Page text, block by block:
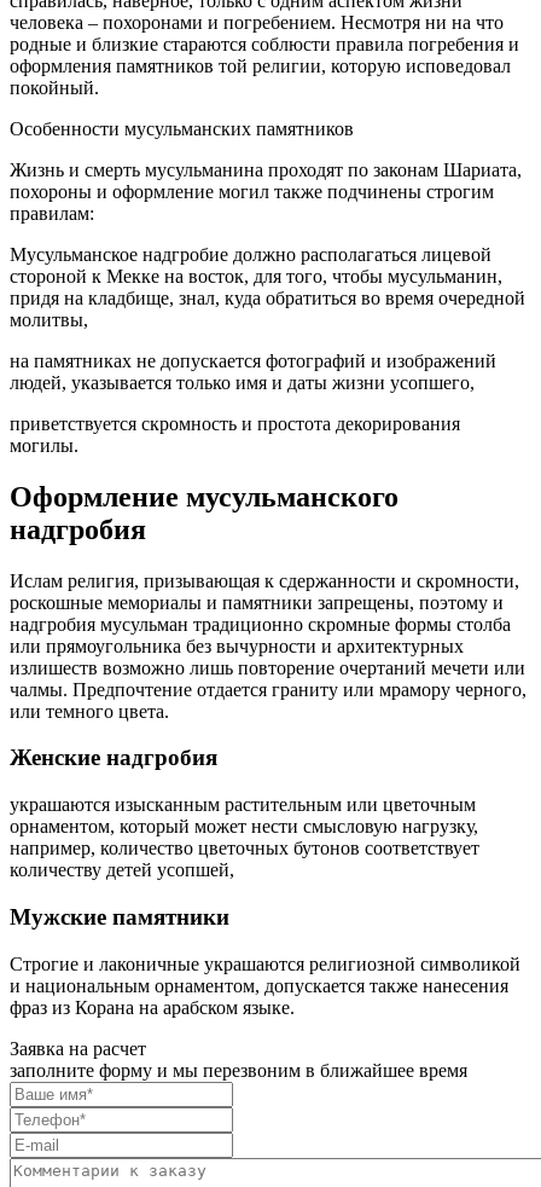
человека – похоронами и погребением. Несмотря ни на что
родные и близкие стараются соблюсти правила погребения и
оформления памятников той религии, которую исповедовал
покойный.
Особенности мусульманских памятников
Жизнь и смерть мусульманина проходят по законам Шариата,
похороны и оформление могил также подчинены строгим
правилам:
Мусульманское надгробие должно располагаться лицевой
стороной к Мекке на восток, для того, чтобы мусульманин,
придя на кладбище, знал, куда обратиться во время очередной
молитвы,
на памятниках не допускается фотографий и изображений
людей, указывается только имя и даты жизни усопшего,
приветствуется скромность и простота декорирования
могилы.
Оформление мусульманского
надгробия
Ислам религия, призывающая к сдержанности и скромности,
роскошные мемориалы и памятники запрещены, поэтому и
надгробия мусульман традиционно скромные формы столба
или прямоугольника без вычурности и архитектурных
излишеств возможно лишь повторение очертаний мечети или
чалмы. Предпочтение отдается граниту или мрамору черного,
или темного цвета.
Женские надгробия
украшаются изысканным растительным или цветочным
орнаментом, который может нести смысловую нагрузку,
например, количество цветочных бутонов соответствует
количеству детей усопшей,
Мужские памятники
Строгие и лаконичные украшаются религиозной символикой
и национальным орнаментом, допускается также нанесения
фраз из Корана на арабском языке.
Заявка на расчет
заполните форму и мы перезвоним в ближайшее время